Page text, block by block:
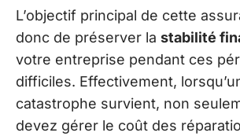
L’objectif principal de cette
donc de préserver la stabilité
votre entreprise pendant ces
difficiles. Effectivement,
catastrophe survient, non
devez gérer le coût des